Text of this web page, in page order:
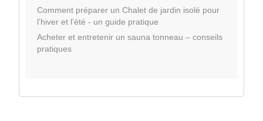
Comment préparer un Chalet de jardin isolé pour
l’hiver et l’été - un guide pratique
Acheter et entretenir un sauna tonneau – conseils
pratiques